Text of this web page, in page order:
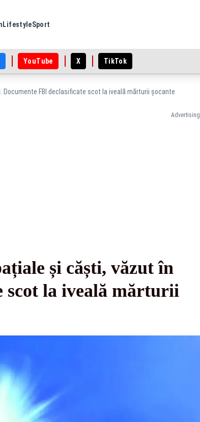
LifestyleSport
YouTube X TikTok
FBI declasificate scot la iveală mărturii șocante
Advertising
și căști, văzut în
scot la iveală mărturii